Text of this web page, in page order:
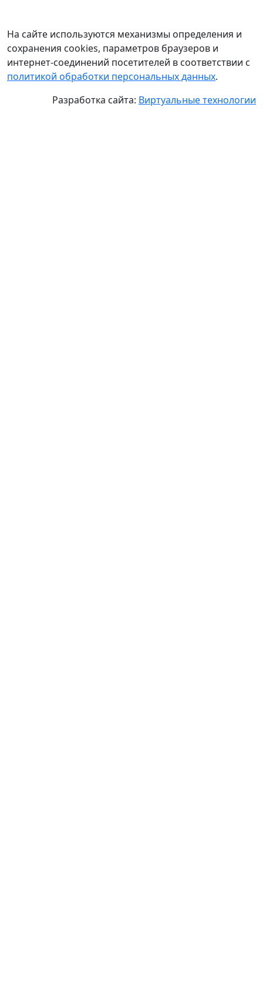
На сайте используются механизмы определения и
сохранения cookies, параметров браузеров и
интернет-соединений посетителей в соответствии с
политикой обработки персональных данных.
Разработка сайта: Виртуальные технологии